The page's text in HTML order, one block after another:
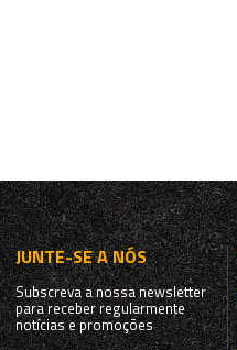
JUNTE-SE A NÓS
Subscreva a nossa newsletter
para receber regularmente
notícias e promoções